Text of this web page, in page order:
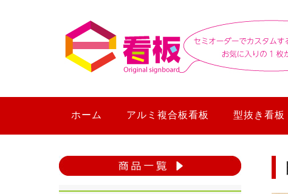
ホーム アルミ複合板看板 型抜き看板